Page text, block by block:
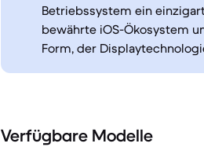
Betriebssystem ein
bewährte iOS-Ökosystem
Form, der
Verfügbare Modelle